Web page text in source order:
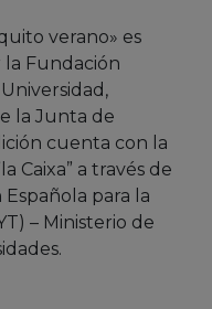
verano» es
la Fundación
la Junta de
cuenta con la
Caixa” a través de
para la
– Ministerio de